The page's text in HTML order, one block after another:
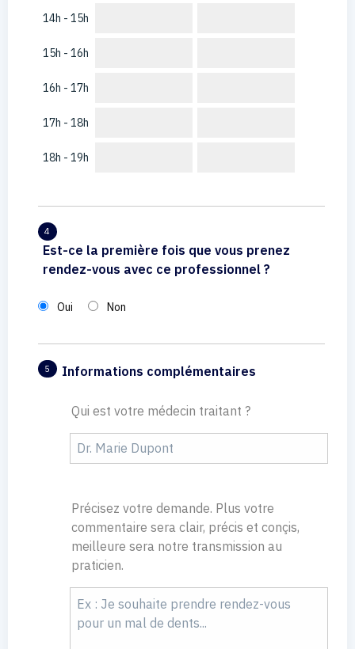
14h - 15h
15h - 16h
16h - 17h
17h - 18h
18h - 19h
4
Est-ce la première fois que vous prenez
rendez-vous avec ce professionnel ?
Oui Non
5 Informations complémentaires
Qui est votre médecin traitant ?
Précisez votre demande. Plus votre
commentaire sera clair, précis et conçis,
meilleure sera notre transmission au
praticien.